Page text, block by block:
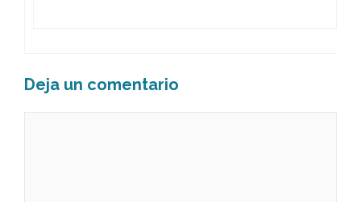
Deja un comentario